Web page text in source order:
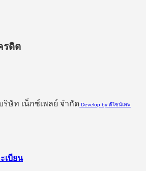
รดิต
ษัท เน็กซ์เพลย์ จำกัด Develop by ดีไซน์เทพ
เบียน